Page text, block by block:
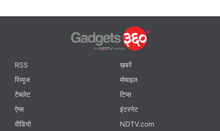
RSS
ख़बरें
रिव्यूज
मोबाइल
टैबलेट
टिप्स
ऐप्स
इंटरनेट
वीडियो
NDTV.com